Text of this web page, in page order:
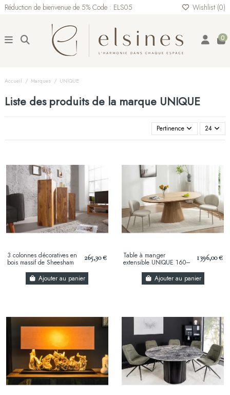
Réduction de bienvenue de 5% Code : ELS05 Wishlist (0)
0
Accueil Marques UNIQUE
Liste des produits de la marque UNIQUE
Pertinence 24
3 colonnes décoratives en
bois massif de Sheesham
colonnes...
265,30 €
Ajouter au panier
Table à manger
extensible UNIQUE 160–
avec pied central au
design...
1 396,00 €
Ajouter au panier